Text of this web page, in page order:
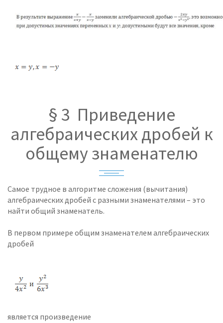
§ 3 Приведение
алгебраических дробей к
общему знаменателю
Самое трудное в алгоритме сложения (вычитания)
алгебраических дробей с разными знаменателями – это
найти общий знаменатель.
В первом примере общим знаменателем алгебраических
дробей
является произведение